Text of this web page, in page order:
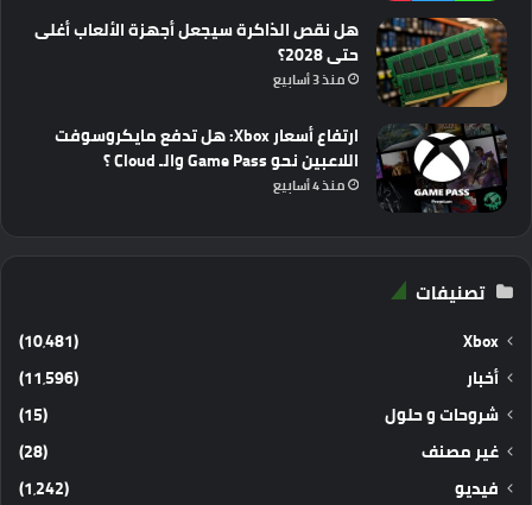
هل نقص الذاكرة سيجعل أجهزة الألعاب أغلى
حتى 2028؟
منذ 3 أسابيع
ارتفاع أسعار Xbox: هل تدفع مايكروسوفت
اللاعبين نحو Game Pass والـ Cloud ؟
منذ 4 أسابيع
تصنيفات
Xbox
(10٬481)
أخبار
(11٬596)
شروحات و حلول
(15)
غير مصنف
(28)
فيديو
(1٬242)